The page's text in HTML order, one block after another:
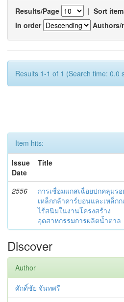
Results/Page | Sort
In order
Authors/
Results 1-1 of 1 (Search time: 0.0
Item hits:
Issue
Date
Title
2556
การเชื่อมแกสเฉื่อยปกคลุมร
เหล็กกล้าคาร์บอนและเหล็ก
ไร้สนิมในงานโครงสร้าง
อุตสาหกรรมการผลิตน้ำตาล
Discover
Author
ศักดิ์ชัย จันทศรี